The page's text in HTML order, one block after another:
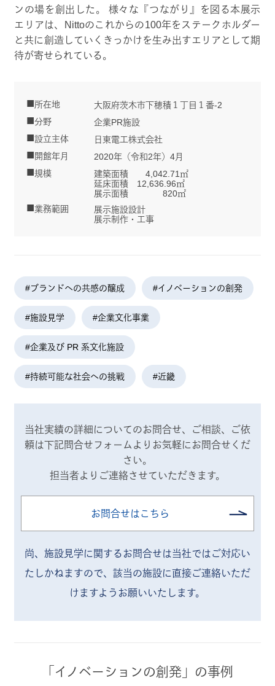
ンの場を創出した。 様々な『つながり』を図る本展示
エリアは、Nittoのこれからの100年をステークホルダー
と共に創造していくきっかけを生み出すエリアとして期
待が寄せられている。
所在地
大阪府茨木市下穂積１丁目１番-2
分野
企業PR施設
設立主体
日東電工株式会社
開館年月
2020年（令和2年）4月
規模
建築面積 4,042.71㎡
延床面積 12,636.96㎡
展示面積 820㎡
業務範囲
展示施設設計
展示制作・工事
#ブランドへの共感の醸成 #イノベーションの創発
#施設見学 #企業文化事業
#企業及び PR 系文化施設
#持続可能な社会への挑戦 #近畿
当社実績の詳細についてのお問合せ、ご相談、ご依
頼は下記問合せフォームよりお気軽にお問合せくだ
さい。
担当者よりご連絡させていただきます。
お問合せはこちら
尚、施設見学に関するお問合せは当社ではご対応い
たしかねますので、 該当の施設に直接ご連絡いただ
けますようお願いいたします。
「イノベーションの創発」の事例